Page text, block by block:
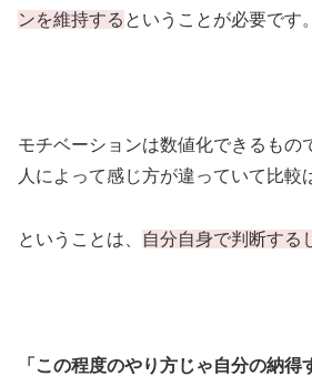
ンを維持する ということが必要です。
モチベーションは数値化できるもの
人によって感じ方が違っていて比較
ということは、 自分自身で判断する
「この程度のやり方じゃ自分の納得